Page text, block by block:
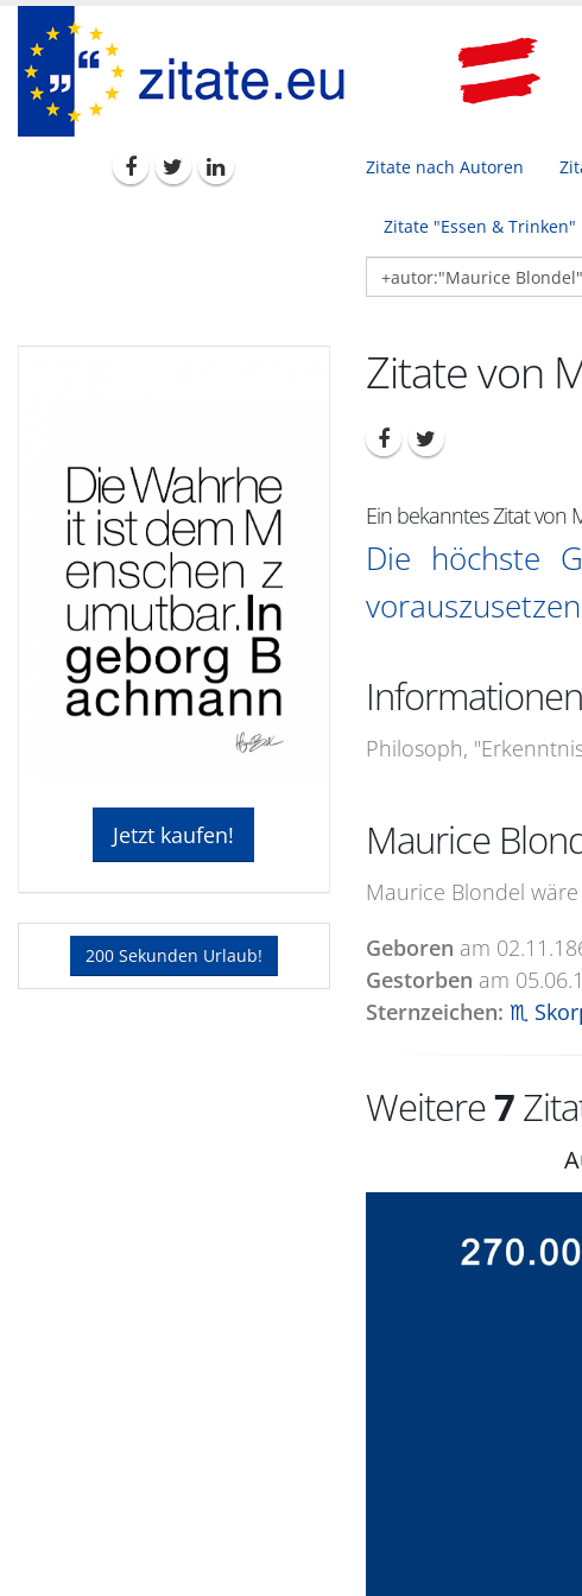
Zitate nach Autoren
Zitate "Essen & Trinken"
Jetzt kaufen!
200 Sekunden Urlaub!
Zitate von
Ein bekanntes Zitat von
Die höchste
Philosoph,
Maurice
Maurice Blondel
Geboren am
Gestorben am
Sternzeichen: ♏
Weitere7